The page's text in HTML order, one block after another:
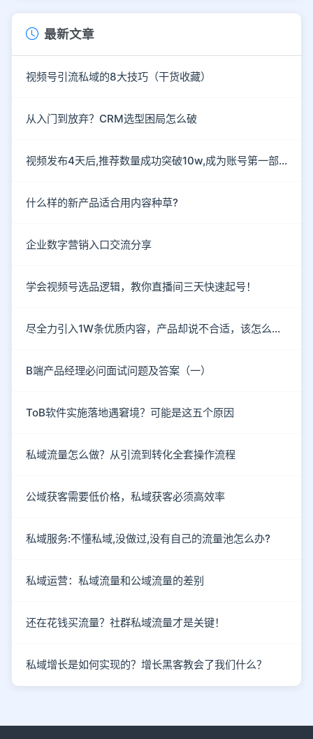
最新文章
视频号引流私域的8大技巧（干货收藏）
从入门到放弃？CRM选型困局怎么破
视频发布4天后,推荐数量成功突破10w,成为账号第一部爆款作
什么样的新产品适合用内容种草?
企业数字营销入口交流分享
学会视频号选品逻辑，教你直播间三天快速起号！
尽全力引入1W条优质内容，产品却说不合适，该怎么破？
B端产品经理必问面试问题及答案（一）
ToB软件实施落地遇窘境？可能是这五个原因
私域流量怎么做？从引流到转化全套操作流程
公域获客需要低价格，私域获客必须高效率
私域服务:不懂私域,没做过,没有自己的流量池怎么办?
私域运营：私域流量和公域流量的差别
还在花钱买流量？社群私域流量才是关键！
私域增长是如何实现的？增长黑客教会了我们什么？